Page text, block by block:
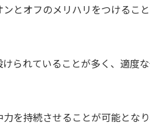
とオフのメリハリをつけるこ
られていることが多く、適度
を持続させることが可能とな